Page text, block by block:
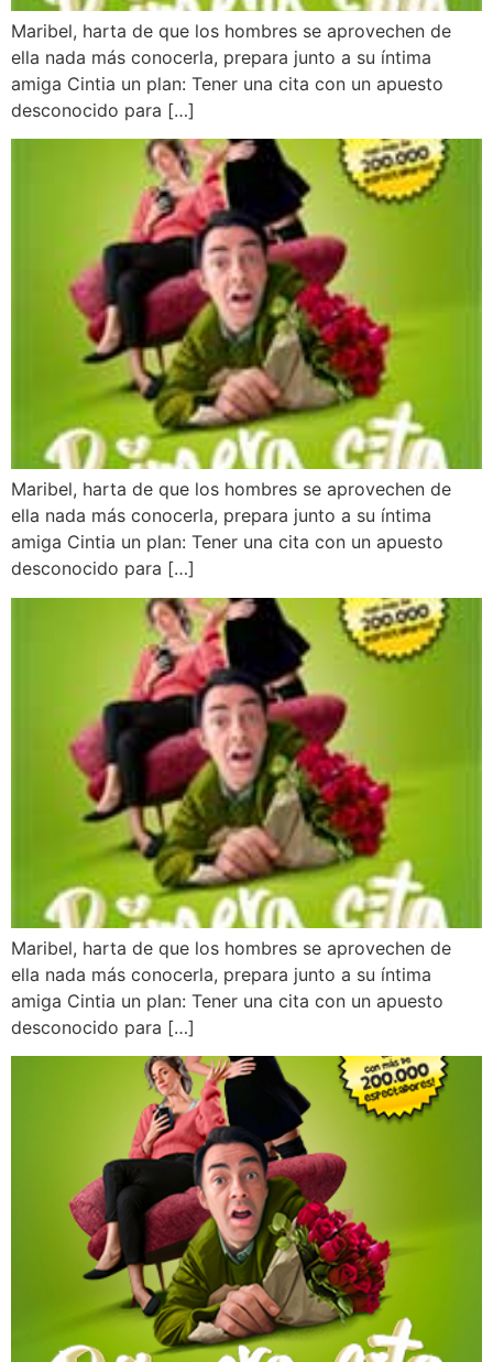
Maribel, harta de que los hombres se aprovechen de
ella nada más conocerla, prepara junto a su íntima
amiga Cintia un plan: Tener una cita con un apuesto
desconocido para […]
Maribel, harta de que los hombres se aprovechen de
ella nada más conocerla, prepara junto a su íntima
amiga Cintia un plan: Tener una cita con un apuesto
desconocido para […]
Maribel, harta de que los hombres se aprovechen de
ella nada más conocerla, prepara junto a su íntima
amiga Cintia un plan: Tener una cita con un apuesto
desconocido para […]